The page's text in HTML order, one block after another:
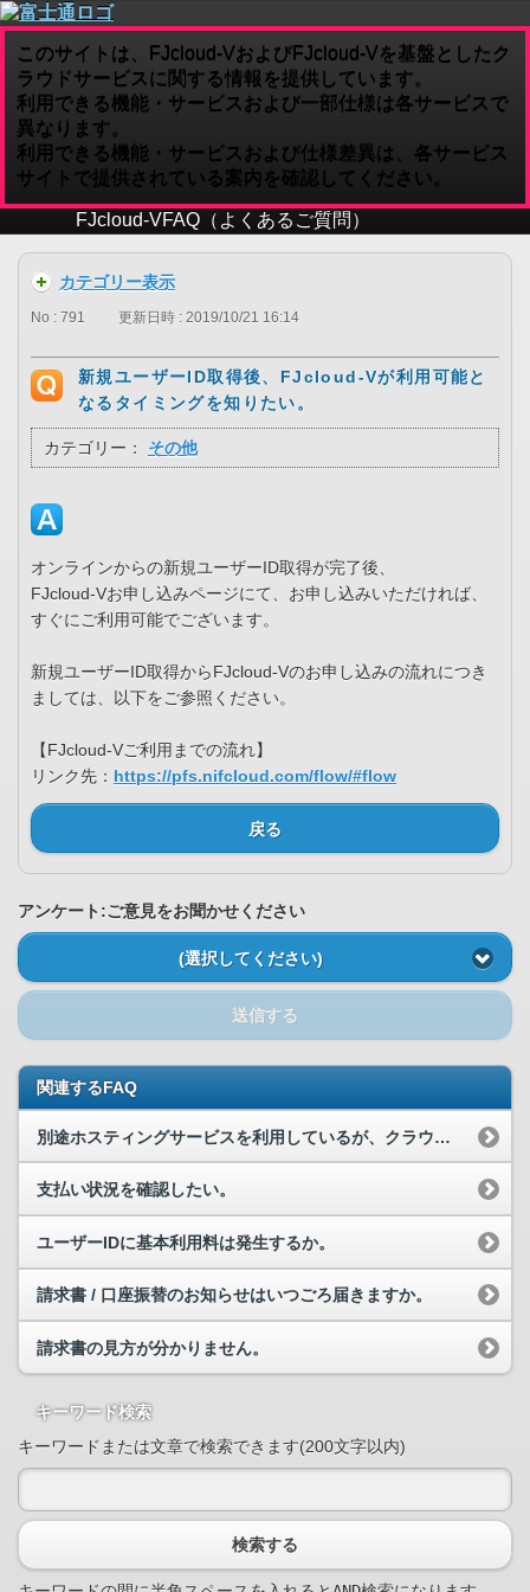
このサイトは、FJcloud-VおよびFJcloud-Vを基盤としたク
ラウドサービスに関する情報を提供しています。
利用できる機能・サービスおよび一部仕様は各サービスで
異なります。
利用できる機能・サービスおよび仕様差異は、各サービス
サイトで提供されている案内を確認してください。
FJcloud-VFAQ（よくあるご質問）
カテゴリー表示
No : 791 更新日時 : 2019/10/21 16:14
新規ユーザーID取得後、FJcloud-Vが利用可能と
なるタイミングを知りたい。
カテゴリー： その他
オンラインからの新規ユーザーID取得が完了後、
FJcloud-Vお申し込みページにて、お申し込みいただければ、
すぐにご利用可能でございます。
新規ユーザーID取得からFJcloud-Vのお申し込みの流れにつき
ましては、以下をご参照ください。
【FJcloud-Vご利用までの流れ】
リンク先： https://pfs.nifcloud.com/flow/#flow
戻る
アンケート:ご意見をお聞かせください
(選択してください)
送信する
関連するFAQ
別途ホスティングサービスを利用しているが、クラウドの申し込みをすることも可能か。
支払い状況を確認したい。
ユーザーIDに基本利用料は発生するか。
請求書 / 口座振替のお知らせはいつごろ届きますか。
請求書の見方が分かりません。
キーワード検索
キーワードまたは文章で検索できます(200文字以内)
検索する